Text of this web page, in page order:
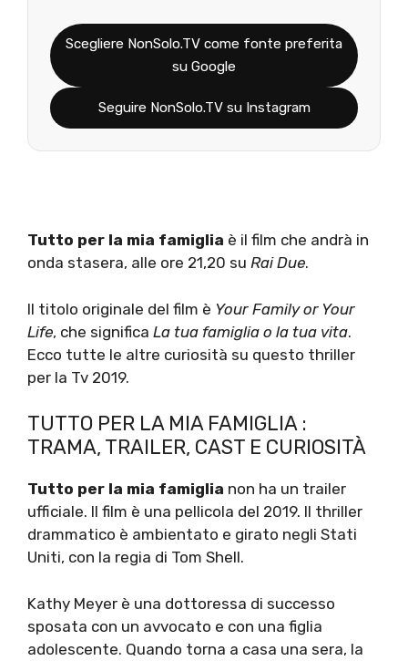
Scegliere NonSolo.TV come fonte preferita
su Google
Seguire NonSolo.TV su Instagram
Tutto per la mia famiglia è il film che andrà in
onda stasera, alle ore 21,20 su Rai Due.
Il titolo originale del film è Your Family or Your
Life, che significa La tua famiglia o la tua vita.
Ecco tutte le altre curiosità su questo thriller
per la Tv 2019.
TUTTO PER LA MIA FAMIGLIA :
TRAMA, TRAILER, CAST E CURIOSITÀ
Tutto per la mia famiglia non ha un trailer
ufficiale. Il film è una pellicola del 2019. Il thriller
drammatico è ambientato e girato negli Stati
Uniti, con la regia di Tom Shell.
Kathy Meyer è una dottoressa di successo
sposata con un avvocato e con una figlia
adolescente. Quando torna a casa una sera, la